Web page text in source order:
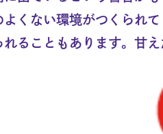
よくない環境がつくられ
れることもあります。甘